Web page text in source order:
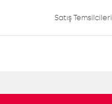
Satış Temsilcileri